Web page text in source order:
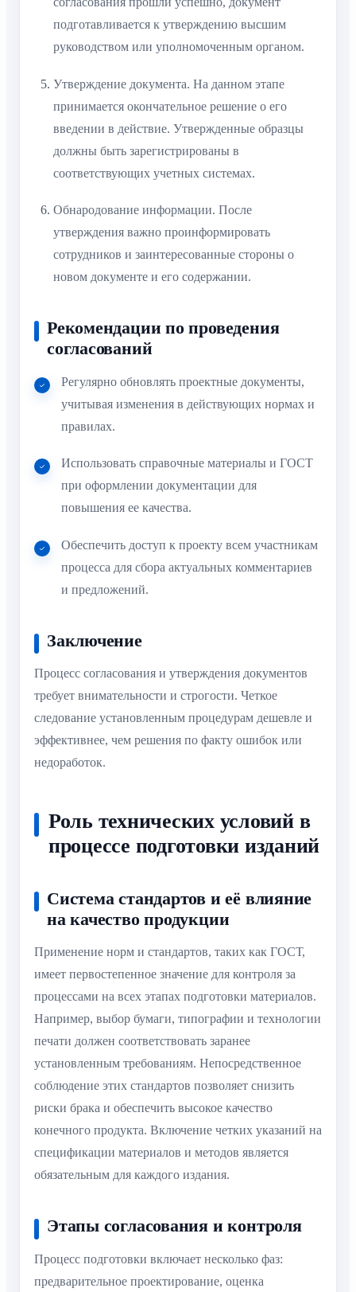
подготавливается к утверждению высшим
руководством или уполномоченным органом.
Утверждение документа. На данном этапе
принимается окончательное решение о его
введении в действие. Утвержденные образцы
должны быть зарегистрированы в
соответствующих учетных системах.
Обнародование информации. После
утверждения важно проинформировать
сотрудников и заинтересованные стороны о
новом документе и его содержании.
Рекомендации по проведения
согласований
Регулярно обновлять проектные документы,
учитывая изменения в действующих нормах и
правилах.
Использовать справочные материалы и ГОСТ
при оформлении документации для
повышения ее качества.
Обеспечить доступ к проекту всем участникам
процесса для сбора актуальных комментариев
и предложений.
Заключение
Процесс согласования и утверждения документов
требует внимательности и строгости. Четкое
следование установленным процедурам дешевле и
эффективнее, чем решения по факту ошибок или
недоработок.
Роль технических условий в
процессе подготовки изданий
Система стандартов и её влияние
на качество продукции
Применение норм и стандартов, таких как ГОСТ,
имеет первостепенное значение для контроля за
процессами на всех этапах подготовки материалов.
Например, выбор бумаги, типографии и технологии
печати должен соответствовать заранее
установленным требованиям. Непосредственное
соблюдение этих стандартов позволяет снизить
риски брака и обеспечить высокое качество
конечного продукта. Включение четких указаний на
спецификации материалов и методов является
обязательным для каждого издания.
Этапы согласования и контроля
Процесс подготовки включает несколько фаз:
предварительное проектирование, оценка